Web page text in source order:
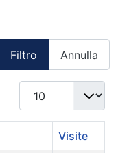
Filtro Annulla
Visualizza n.
Visite